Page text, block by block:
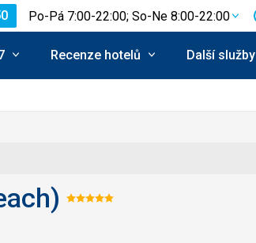
Po-Pá 7:00-22:00; So-Ne 8:00-22:00
Recenze hotelů Další služby
Hodnocení: